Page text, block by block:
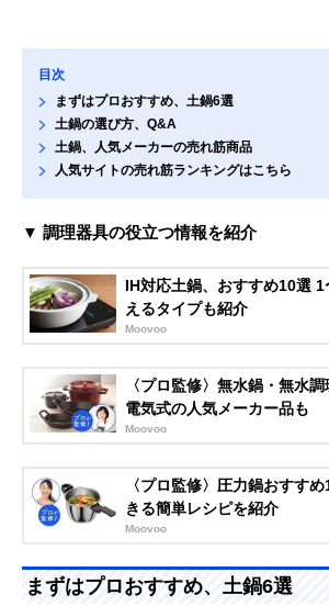
目次
まずはプロおすすめ、土鍋6選
土鍋の選び方、Q&A
土鍋、人気メーカーの売れ筋商品
人気サイトの売れ筋ランキングはこちら
▼ 調理器具の役立つ情報を紹介
IH対応土鍋、おすすめ10選
えるタイプも紹介
Moovoo
〈プロ監修〉無水鍋・無水
電気式の人気メーカー品も
Moovoo
〈プロ監修〉圧力鍋おすす
きる簡単レシピを紹介
Moovoo
まずはプロおすすめ、土鍋6選